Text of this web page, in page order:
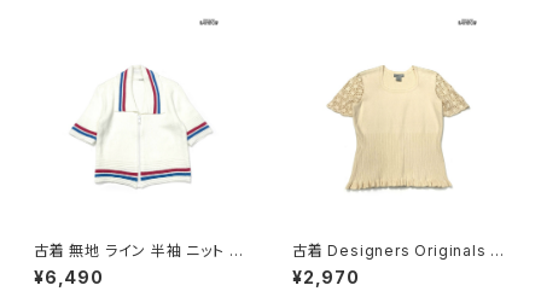
古着 無地 ライン 半袖 ニット 白
(ttu2603037)
¥6,490
古着 Designers Originals か
ぎ針編み 無地 半袖 ニット セー
ター ベージュ (ttu2603036)
¥2,970